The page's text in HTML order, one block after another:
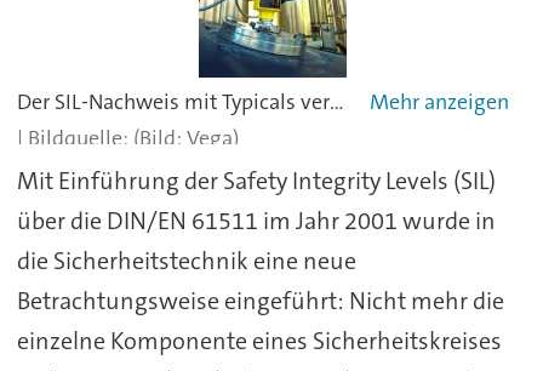
Der SIL-Nachweis mit Typicals vereinfacht den Aufwand im Engineering, andererseits führt er aufgrund der Annahme schlechterer Zuverlässigkeitswerte zu kürzeren Prüfintervallen.
(Bild: Vega)
Mit Einführung der Safety Integrity Levels (SIL)
über die DIN/EN 61511 im Jahr 2001 wurde in
die Sicherheitstechnik eine neue
Betrachtungsweise eingeführt: Nicht mehr die
einzelne Komponente eines Sicherheitskreises